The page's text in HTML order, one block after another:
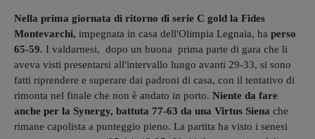
Nella prima giornata di ritorno di serie C gold la Fides
Montevarchi, impegnata in casa dell'Olimpia Legnaia, ha perso
65-59. I valdarnesi, dopo un buona prima parte di gara che li
aveva visti presentarsi all'intervallo lungo avanti 29-33, si sono
fatti riprendere e superare dai padroni di casa, con il tentativo di
rimonta nel finale che non è andato in porto. Niente da fare
anche per la Synergy, battuta 77-63 da una Virtus Siena che
rimane capolista a punteggio pieno. La partita ha visto i senesi